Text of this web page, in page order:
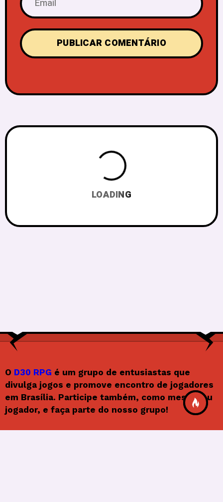
LOADING
O D30 RPG é um grupo de entusiastas que
divulga jogos e promove encontro de jogadores
em Brasília. Participe também, como mestre ou
jogador, e faça parte do nosso grupo!